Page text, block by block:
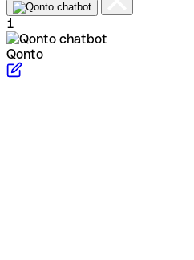
1
Qonto